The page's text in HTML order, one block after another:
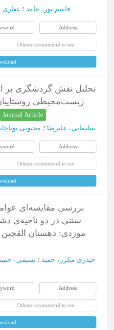
قاسم پور، حامد ؛ غفاری
Address
Others recommend to see
تحلیل نقش گردشگری بر
زیست‌محیطی
Journal Article
سلیمانی، علیرضا ؛ مجنونی
Address
Others recommend to see
بررسی مقایسه‌ای
سنتی در دو ناحیه‌ی
موردی: دهستان
حیدری مکرر، حمید ؛ نسیمی،
Address
Others recommend to see